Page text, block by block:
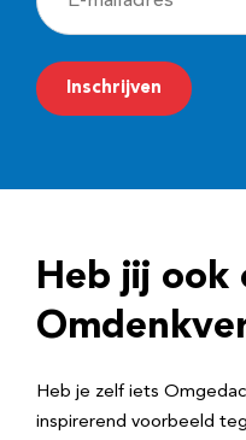
-
m
a
r
e
Inschrijven
Heb jij ook
Heb je zelf iets
inspirerend voorbeeld